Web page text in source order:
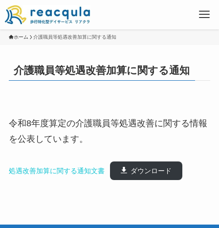
ホーム 介護職員等処遇改善加算に関する通知
介護職員等処遇改善加算に関する通知
令和8年度算定の介護職員等処遇改善に関する情報
を公表しています。
処遇改善加算に関する通知文書 ダウンロード